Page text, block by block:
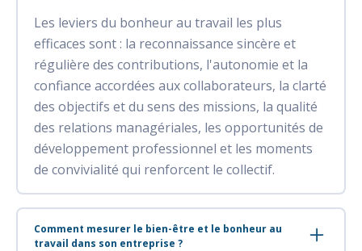
Les leviers du bonheur au travail les plus
efficaces sont : la reconnaissance sincère et
régulière des contributions, l'autonomie et la
confiance accordées aux collaborateurs, la clarté
des objectifs et du sens des missions, la qualité
des relations managériales, les opportunités de
développement professionnel et les moments
de convivialité qui renforcent le collectif.
Comment mesurer le bien-être et le bonheur au
travail dans son entreprise ?